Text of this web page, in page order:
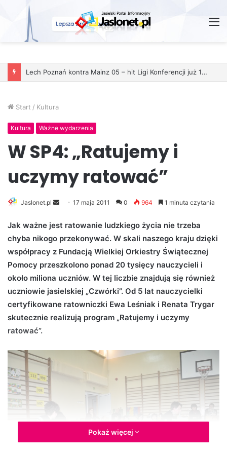
Start / Kultura
Kultura Ważne wydarzenia
W SP4: „Ratujemy i
uczymy ratować”
Jaslonet.pl
n
d
a
n
e
m
17 maja 2011 0 964 1 minuta czytania
Jak ważne jest ratowanie ludzkiego życia nie trzeba
chyba nikogo przekonywać. W skali naszego kraju dzięki
współpracy z Fundacją Wielkiej Orkiestry Świątecznej
Pomocy przeszkolono ponad 20 tysięcy nauczycieli i
około miliona uczniów. W tej liczbie znajdują się również
uczniowie jasielskiej „Czwórki”. Od 5 lat nauczycielki
certyfikowane ratowniczki Ewa Leśniak i Renata Trygar
skutecznie realizują program „Ratujemy i uczymy
ratować”.
Pokaż więcej